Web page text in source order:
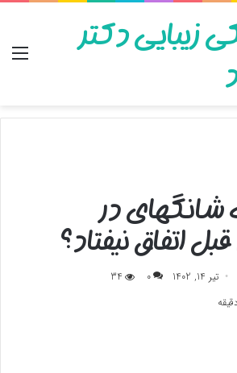
زیبایی دکتر
شانگهای در
اتفاق نیفتاد؟
تیر 14, 1402 0
34